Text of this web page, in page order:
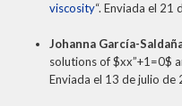
viscosity“. Enviada el 21
Johanna García-
solutions of $xx”+1=0$
Enviada el 13 de julio de